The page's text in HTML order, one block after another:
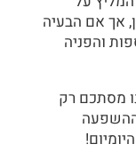
אך אם הבעיה
והפניה
מסתכם רק